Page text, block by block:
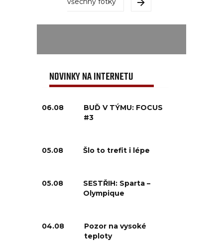
NOVINKY NA INTERNETU
06.08
BUĎ V TÝMU: FOCUS
#3
05.08 Šlo to trefit i lépe
05.08
SESTŘIH: Sparta –
Olympique
04.08
Pozor na vysoké
teploty